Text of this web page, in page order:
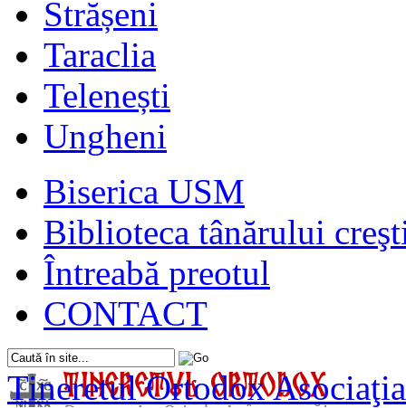
Strășeni
Taraclia
Telenești
Ungheni
Biserica USM
Biblioteca tânărului
Întreabă preotul
CONTACT
Tineretul Ortodox